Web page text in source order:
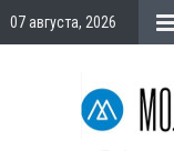
07 августа, 2026